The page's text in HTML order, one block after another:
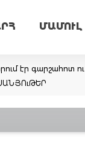
ՄԱՄՈՒԼ
էր գարշահոտ